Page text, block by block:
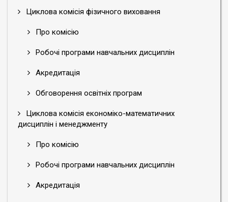
Циклова комісія фізичного виховання
Про комісію
Робочі програми навчальних дисциплін
Акредитація
Обговорення освітніх програм
Циклова комісія економіко-математичних
дисциплін і менеджменту
Про комісію
Робочі програми навчальних дисциплін
Акредитація